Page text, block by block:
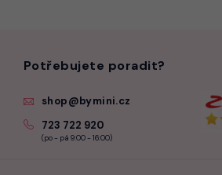
Potřebujete poradit?
shop@bymini.cz
723 722 920
(po - pá 9:00 - 16:00)